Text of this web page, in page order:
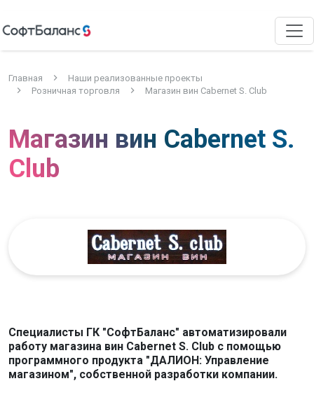
Главная
Наши реализованные проекты
Розничная торговля
Магазин вин Cabernet S. Club
Магазин вин Cabernet S.
Club
Специалисты ГК "СофтБаланс" автоматизировали
работу магазина вин Сabernet S. Сlub с помощью
программного продукта "ДАЛИОН: Управление
магазином", собственной разработки компании.